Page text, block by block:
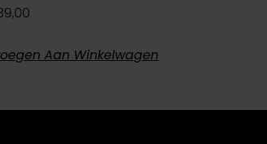
Aan Winkelwagen